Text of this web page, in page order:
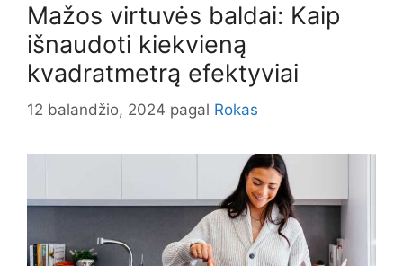
Mažos virtuvės baldai: Kaip
išnaudoti kiekvieną
kvadratmetrą efektyviai
12 balandžio, 2024 pagal Rokas